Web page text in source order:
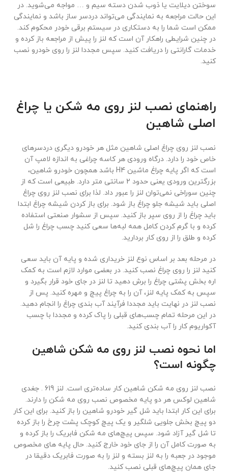
سوختن دیلایت یا ذوب شدن دسته سیم و … مواجه می‌شوید. در
این حالت مراجعه به نمایندگی می‌تواند دردسر ساز باشد و نمایندگی
ممکن است شما را به دستکاری در سیستم برقی خودر محکوم کند.
در چنین شرایطی راهکار آن است که لنز را پیش از مراجعه باز کرده و
خدمات گارانتی را دریافت کنید. سپس مجددا لنز را روی خودرو نصب
کنید.
راهنمای نصب لنز روی مه شکن یا چراغ
اصلی شاهین
نصب لنز روی چراغ اصلی شاهین مثل هر خودرو دیگری دردسرهای
خاص خود را دارد. درگاه ورودی هر کاسه چراغی به اندازه لامپ آن
است که اگر پایه چراغ ماشین H4 باشد همچون خودرو شاهین،
بزرگترین ورودی یعنی حدود 2 سانتی متر دارد. طبیعی است که از
چنین سوراخی نمی‌توان لنز را عبور داد. لذا برای نصب لنز روی چراغ
اصلی باید شیشه جلو چراغ باز شود. برای باز کردن شیشه چراغ ابتدا
باید چراغ را از روی سپر باز کنید. سپس از سشوار صنعتی استفاده
کرده و با گرم کردن کامل همه لبه‌ها سعی کنید چسب چراغ را شل
کرده و طلق را از روی کار بردارید.
در مرحله بعد بر اساس نوع لنز خریداری شده و پایه آن باید سعی
کنید لنز را روی چراغ نصب کنید. در بعضی موارد لازم است به کمک
اره بخش پشتی چراغ را برش دهید تا لنز در جای خود قرار بگیرد و
سپس به کمک پایه لنز، آن را به چراغ پیچ و مهره کنید. پس از
نصب لنز در نهایت باید مجددا فرآیند آب بندی چراغ را انجام دهید.
در این مرحله تمام چسب‌های قبلی را پاک کرده و مجددا با چسب
آکواریوم کار را آب بندی کنید.
اما نحوه نصب لنز روی مه شکن شاهین
چگونه است؟
نصب لنز روی مه شکن شاهین کار ساده‌تری است. لنز 619 . جغدی
شاهین لوکس هر دو پایه مخصوص نصب روی مه شکن را دارند.
برای این کار ابتدا باید شل گیر خودرو شاهین را باز کنید. برای این کار
دو پیچ بخش جلویی شلگیر و یک پیچ کوچک پشت چرخ را باز کرده
تا شل گیر آزاد شود. سپس پیچ‌های مه شکن فابریک را باز کرده و
به صورت کامل آن را از جای خود خارج کنید. حال پایه های مخصوص
موجود در جعبه را به لنز بسته و لنز را به صورت فابریک دقیقا در
جای همان پیچ‌های قبلی نصب کنید.